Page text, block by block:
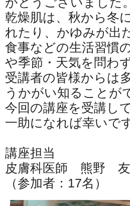
乾燥肌は、秋から冬
れたり、かゆみが出
食事などの生活習慣
や季節・天気を問わ
受講者の皆様からは
うかがい知ることが
今回の講座を受講し
一助になれば幸いで
講座担当
皮膚科医師 熊野
（参加者：17名）